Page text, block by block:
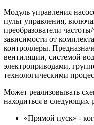
Модуль управления
пульт управления,
преобразователи
зависимости от
контроллеры.
вентиляции, системой
электроприводами,
технологическими
Может реализовывать
находиться в следующих
«Прямой пуск» -